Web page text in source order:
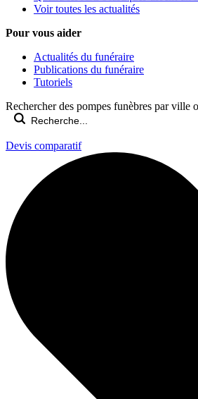
Voir toutes les actualités
Pour vous aider
Actualités du funéraire
Publications du funéraire
Tutoriels
Rechercher des pompes funèbres par ville
Devis comparatif